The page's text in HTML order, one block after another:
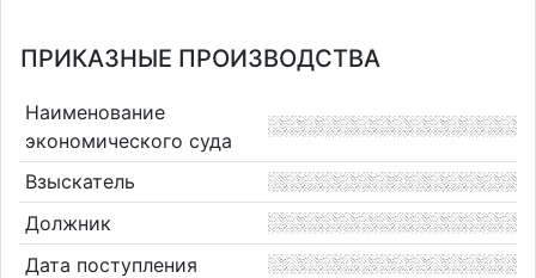
ПРИКАЗНЫЕ ПРОИЗВОДСТВА
Наименование
экономического суда
Взыскатель
Должник
Дата поступления